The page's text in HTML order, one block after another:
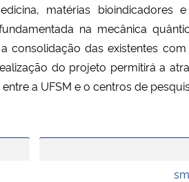
matérias
na mecânica
consolidação das existentes
do projeto permitirá a
a UFSM e o centros de